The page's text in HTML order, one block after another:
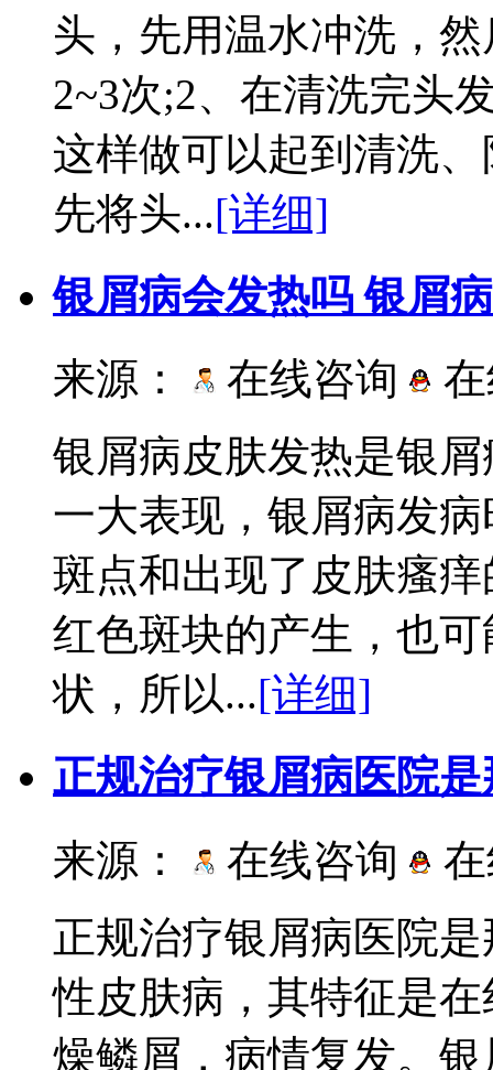
头，先用温水冲洗，
2~3次;2、在清洗完头
这样做可以起到清洗
先将头...[详细]
银屑病会发热吗 银屑
来源：
在线咨询
银屑病皮肤发热是银
一大表现，银屑病发
斑点和出现了皮肤瘙
红色斑块的产生，也
状，所以...[详细]
正规治疗银屑病医院是
来源：
在线咨询
正规治疗银屑病医院
性皮肤病，其特征是
燥鳞屑，病情复发。